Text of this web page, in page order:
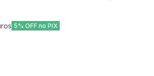
5% OFF no PIX